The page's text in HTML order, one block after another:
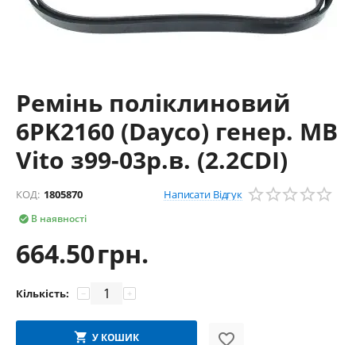
Ремінь поліклиновий
6PK2160 (Dayco) генер. MB
Vito з99-03р.в. (2.2CDI)
КОД: 1805870 Написати Відгук
В наявності

664.50грн.
Кількість: +
−
У КОШИК